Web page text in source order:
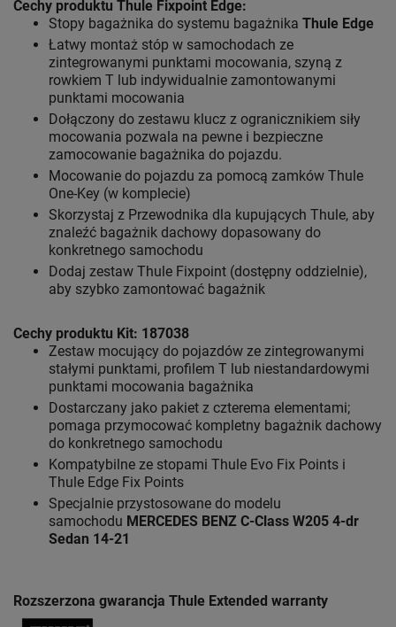
Cechy produktu Thule Fixpoint Edge:
Stopy bagażnika do systemu bagażnika Thule Edge
Łatwy montaż stóp w samochodach ze
zintegrowanymi punktami mocowania, szyną z
rowkiem T lub indywidualnie zamontowanymi
punktami mocowania
Dołączony do zestawu klucz z ogranicznikiem siły
mocowania pozwala na pewne i bezpieczne
zamocowanie bagażnika do pojazdu.
Mocowanie do pojazdu za pomocą zamków Thule
One-Key (w komplecie)
Skorzystaj z Przewodnika dla kupujących Thule, aby
znaleźć bagażnik dachowy dopasowany do
konkretnego samochodu
Dodaj zestaw Thule Fixpoint (dostępny oddzielnie),
aby szybko zamontować bagażnik
Cechy produktu Kit: 187038
Zestaw mocujący do pojazdów ze zintegrowanymi
stałymi punktami, profilem T lub niestandardowymi
punktami mocowania bagażnika
Dostarczany jako pakiet z czterema elementami;
pomaga przymocować kompletny bagażnik dachowy
do konkretnego samochodu
Kompatybilne ze stopami Thule Evo Fix Points i
Thule Edge Fix Points
Specjalnie przystosowane do modelu
samochodu MERCEDES BENZ C-Class W205 4-dr
Sedan 14-21
Rozszerzona gwarancja Thule Extended warranty